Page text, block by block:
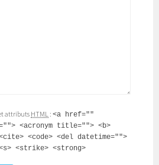
attributs HTML :<a href=""
<acronym title=""> <b>
<code> <del datetime="">
<strike> <strong>